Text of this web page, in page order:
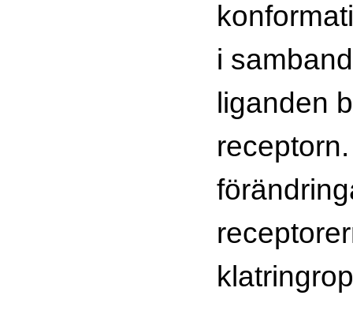
i
liganden